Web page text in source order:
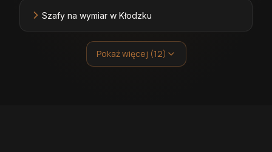
Szafy na wymiar w Kłodzku
Pokaż więcej (12)